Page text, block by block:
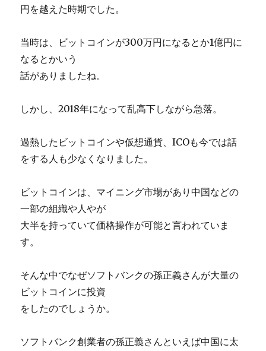
円を越えた時期でした。
当時は、ビットコインが300万円になるとか1億円に
なるとかいう
話がありましたね。
しかし、2018年になって乱高下しながら急落。
過熱したビットコインや仮想通貨、ICOも今では話
をする人も少なくなりました。
ビットコインは、マイニング市場があり中国などの
一部の組織や人やが
大半を持っていて価格操作が可能と言われていま
す。
そんな中でなぜソフトバンクの孫正義さんが大量の
ビットコインに投資
をしたのでしょうか。
ソフトバンク創業者の孫正義さんといえば中国に太